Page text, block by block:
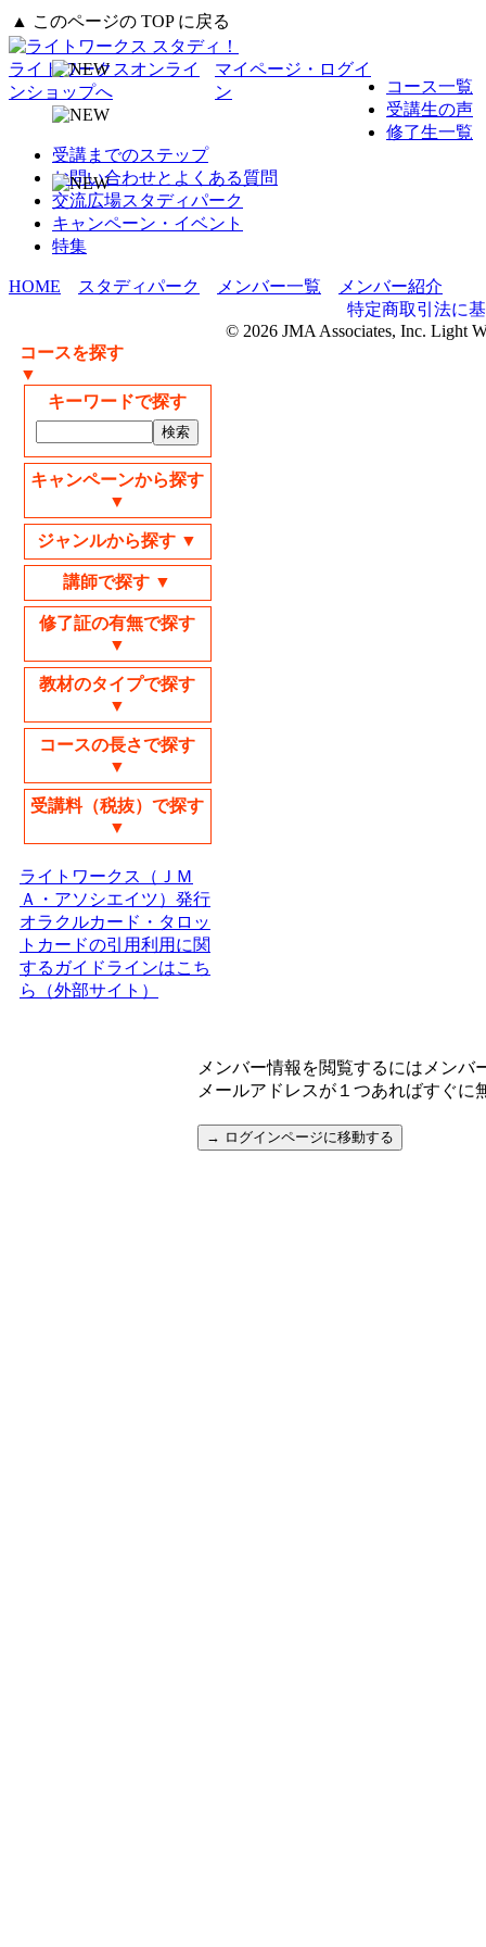
▲ このページの TOP に戻る
ライトワークスオンライ
ンショップへ
マイページ・ログイ
ン
コース一覧
受講生の声
修了生一覧
受講までのステップ
お問い合わせとよくある質問
交流広場スタディパーク
キャンペーン・イベント
特集
HOME スタディパーク メンバー一覧 メンバー紹介
コースを探す
▼
キーワードで探す
キャンペーンから探す
▼
ジャンルから探す ▼
講師で探す ▼
修了証の有無で探す
▼
教材のタイプで探す
▼
コースの長さで探す
▼
受講料（税抜）で探す
▼
ライトワークス（ＪＭ
Ａ・アソシエイツ）発行
オラクルカード・タロッ
トカードの引用利用に関
するガイドラインはこち
ら（外部サイト）
メンバー情報を閲覧するにはメン
メールアドレスが１つあればすぐに
特定商取引法に
© 2026 JMA Associates, Inc. Light